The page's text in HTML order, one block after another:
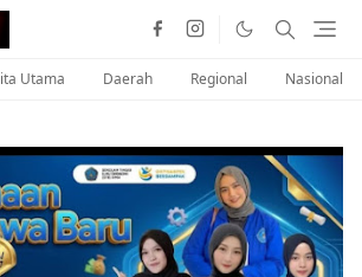
Utama Daerah Regional Nasional